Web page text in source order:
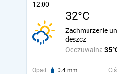
12:00
32°C
Odczuwalna
Zachmurzenie
deszcz
Opad: 0.4 mm